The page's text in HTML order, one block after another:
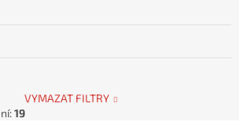
VYMAZAT FILTRY
19